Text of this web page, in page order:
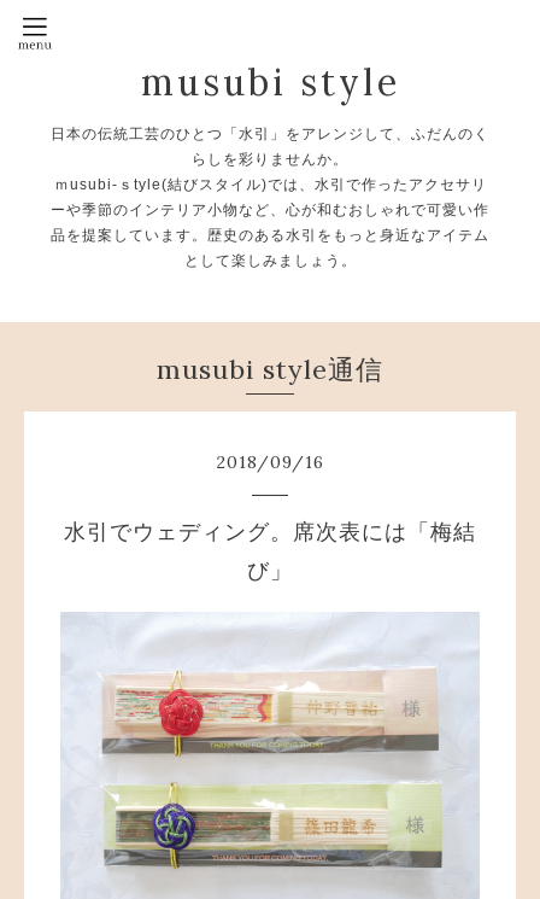
musubi style
日本の伝統工芸のひとつ「水引」をアレンジして、ふだんのく
らしを彩りませんか。
ｍusubi-ｓtyle(結びスタイル)では、水引で作ったアクセサリ
ーや季節のインテリア小物など、心が和むおしゃれで可愛い作
品を提案しています。歴史のある水引をもっと身近なアイテム
として楽しみましょう。
musubi style通信
2018/09/16
水引でウェディング。席次表には「梅結
び」